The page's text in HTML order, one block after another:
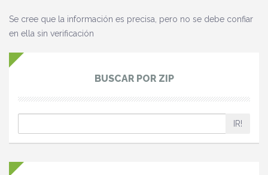
Se cree que la información es precisa, pero no se debe confiar
en ella sin verificación
BUSCAR POR ZIP
IR!